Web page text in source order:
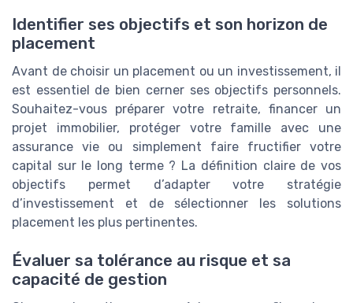
Identifier ses objectifs et son horizon de
placement
Avant de choisir un placement ou un investissement, il
est essentiel de bien cerner ses objectifs personnels.
Souhaitez-vous préparer votre retraite, financer un
projet immobilier, protéger votre famille avec une
assurance vie ou simplement faire fructifier votre
capital sur le long terme ? La définition claire de vos
objectifs permet d’adapter votre stratégie
d’investissement et de sélectionner les solutions
placement les plus pertinentes.
Évaluer sa tolérance au risque et sa
capacité de gestion